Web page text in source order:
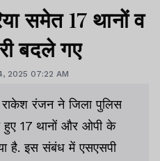
समेत 17 थानों व
बदले गए
2025 07:22 AM
रंजन ने जिला पुलिस
17 थानों और ओपी के
है. इस संबंध में एसएसपी